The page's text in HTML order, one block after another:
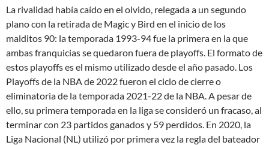
La rivalidad había caído en el olvido, relegada a un segundo
plano con la retirada de Magic y Bird en el inicio de los
malditos 90: la temporada 1993-94 fue la primera en la que
ambas franquicias se quedaron fuera de playoffs. El formato de
estos playoffs es el mismo utilizado desde el año pasado. Los
Playoffs de la NBA de 2022 fueron el ciclo de cierre o
eliminatoria de la temporada 2021-22 de la NBA. A pesar de
ello, su primera temporada en la liga se consideró un fracaso, al
terminar con 23 partidos ganados y 59 perdidos. En 2020, la
Liga Nacional (NL) utilizó por primera vez la regla del bateador